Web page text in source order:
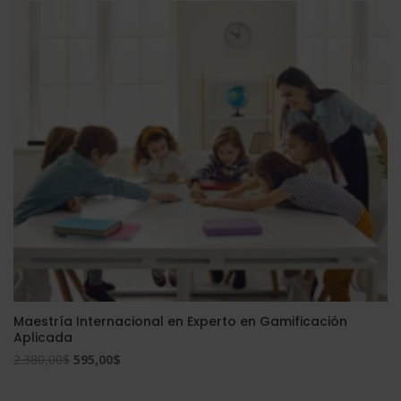
Maestría Internacional en Experto en Gamificación
Aplicada
2.380,00$ El
595,00$